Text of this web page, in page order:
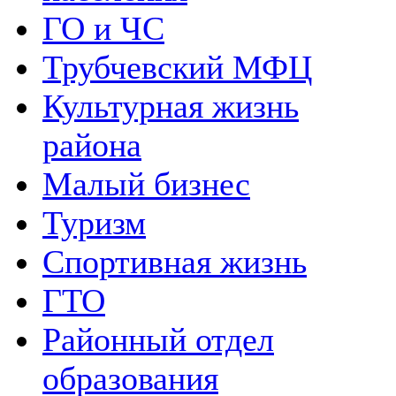
ГО и ЧС
Трубчевский МФЦ
Культурная жизнь
района
Малый бизнес
Туризм
Спортивная жизнь
ГТО
Районный отдел
образования